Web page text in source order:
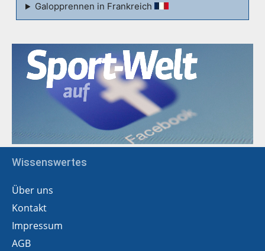
Galopprennen in Frankreich
Wissenswertes
Über uns
Kontakt
Impressum
AGB